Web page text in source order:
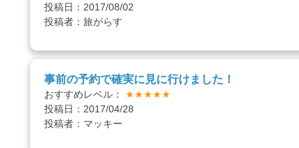
投稿日：2017/08/02
投稿者：旅がらす
事前の予約で確実に見に行けました！
おすすめレベル：
★★★★★
投稿日：2017/04/28
投稿者：マッキー